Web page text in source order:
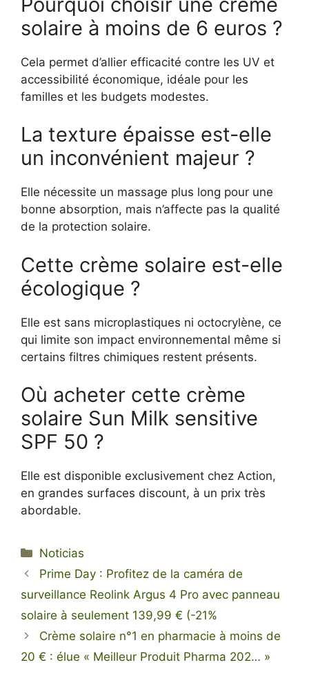
solaire à moins de 6 euros ?
Cela permet d’allier efficacité contre les UV et
accessibilité économique, idéale pour les
familles et les budgets modestes.
La texture épaisse est-elle
un inconvénient majeur ?
Elle nécessite un massage plus long pour une
bonne absorption, mais n’affecte pas la qualité
de la protection solaire.
Cette crème solaire est-elle
écologique ?
Elle est sans microplastiques ni octocrylène, ce
qui limite son impact environnemental même si
certains filtres chimiques restent présents.
Où acheter cette crème
solaire Sun Milk sensitive
SPF 50 ?
Elle est disponible exclusivement chez Action,
en grandes surfaces discount, à un prix très
abordable.
Categorías
Noticias
Prime Day : Profitez de la caméra de
surveillance Reolink Argus 4 Pro avec panneau
solaire à seulement 139,99 € (-21%
Crème solaire n°1 en pharmacie à moins de
20 € : élue « Meilleur Produit Pharma 202… »